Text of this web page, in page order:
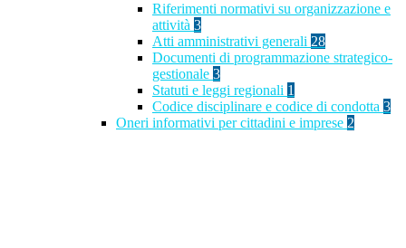
Riferimenti normativi su organizzazione e
attività 3
Atti amministrativi generali 28
Documenti di programmazione strategico-
gestionale 3
Statuti e leggi regionali 1
Codice disciplinare e codice di condotta 3
Oneri informativi per cittadini e imprese 2